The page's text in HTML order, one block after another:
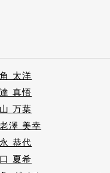
太洋
真悟
万葉
澤 美幸
恭代
夏希